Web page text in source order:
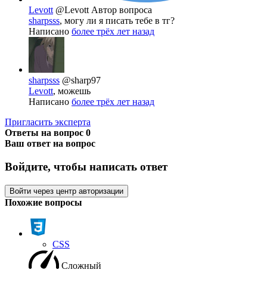
Levott @Levott Автор вопроса
sharpsss, могу ли я писать тебе в тг?
Написано более трёх лет назад
sharpsss @sharp97
Levott, можешь
Написано более трёх лет назад
Пригласить эксперта
Ответы на вопрос 0
Ваш ответ на вопрос
Войдите, чтобы написать ответ
Войти через центр авторизации
Похожие вопросы
CSS
Сложный